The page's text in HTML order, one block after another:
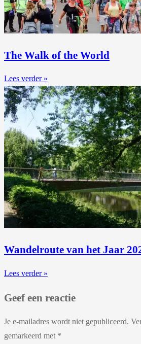
The Walk of the World
Lees verder »
Wandelroute van het Jaar
Lees verder »
Geef een reactie
Je e-mailadres wordt niet gepubliceerd.
gemarkeerd met *